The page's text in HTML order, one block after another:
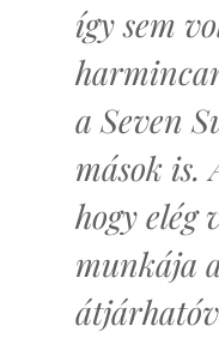
így sem
a Seven
mások is.
hogy elég
munkája